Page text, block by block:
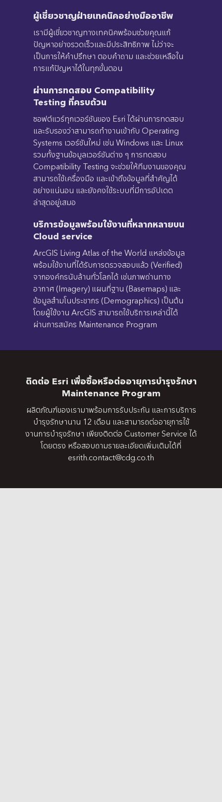
ผู้เชี่ยวชาญฝ่ายเทคนิคอย่างมืออาชีพ
เรามีผู้เชี่ยวชาญทางเทคนิคพร้อมช่วยคุณแก้
ปัญหาอย่างรวดเร็วและมีประสิทธิภาพ ไม่ว่าจะ
เป็นการให้คำปรึกษา ตอบคำถาม และช่วยเหลือใน
การแก้ปัญหาได้ในทุกขั้นตอน
ผ่านการทดสอบ Compatibility
Testing ที่ครบถ้วน
ซอฟต์แวร์ทุกเวอร์ชันของ Esri ได้ผ่านการทดสอบ
และรับรองว่าสามารถทำงานเข้ากับ Operating
Systems เวอร์ชันใหม่ เช่น Windows และ Linux
รวมทั้งฐานข้อมูลเวอร์ชันต่าง ๆ การทดสอบ
Compatibility Testing จะช่วยให้ทีมงานของคุณ
สามารถใช้เครื่องมือ และเข้าถึงข้อมูลที่สำคัญได้
อย่างแน่นอน และยังคงใช้ระบบที่มีการอัปเดต
ล่าสุดอยู่เสมอ
บริการข้อมูลพร้อมใช้งานที่หลากหลายบน
Cloud service
ArcGIS Living Atlas of the World แหล่งข้อมูล
พร้อมใช้งานที่ได้รับการตรวจสอบแล้ว (Verified)
จากองค์กรนับล้านทั่วโลกได้ เช่นภาพถ่านทาง
อากาศ (Imagery) แผนที่ฐาน (Basemaps) และ
ข้อมูลสำมโนประชากร (Demographics) เป็นต้น
โดยผู้ใช้งาน ArcGIS สามารถใช้บริการเหล่านี้ได้
ผ่านการสมัคร Maintenance Program
ติดต่อ Esri เพื่อซื้อหรือต่ออายุการบำรุงรักษา
Maintenance Program
ผลิตภัณฑ์ของเรามาพร้อมการรับประกัน และการบริการ
บำรุงรักษานาน 12 เดือน และสามารถต่ออายุการใช้
งานการบำรุงรักษา เพียงติดต่อ Customer Service ได้
โดยตรง หรือสอบถามรายละเอียดเพิ่มเติมได้ที่
esrith.contact@cdg.co.th